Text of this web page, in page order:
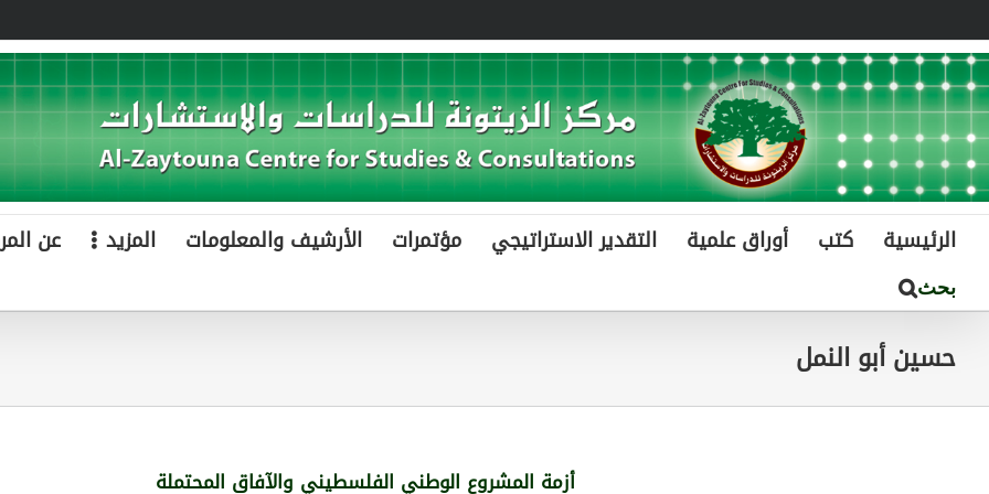
to
content
الرئيسية كتب أوراق علمية التقدير الاستراتيجي مؤتمرات الأرشيف والمعلومات المزيد عن
حسين أبو النمل
أزمة المشروع الوطني الفلسطيني والآفاق المحتملة